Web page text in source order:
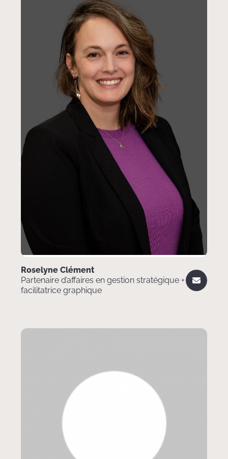
Roselyne Clément
Partenaire d’affaires en gestion stratégique +
facilitatrice graphique